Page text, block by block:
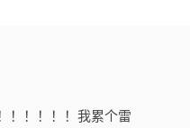
！！！！！我累个雷